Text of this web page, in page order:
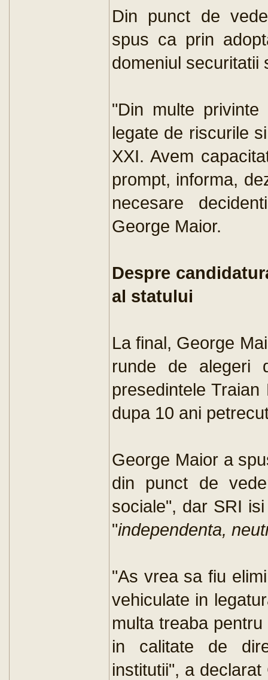
Din punct de
spus ca prin
domeniul securitatii
"Din multe privinte
legate de riscurile
XXI. Avem
prompt, informa,
necesare
George Maior.
Despre
al statului
La final, George
runde de
presedintele
dupa 10 ani
George Maior a
din punct de
sociale", dar SRI
"independenta,
"As vrea sa fiu
vehiculate in
multa treaba
in calitate de
institutii", a